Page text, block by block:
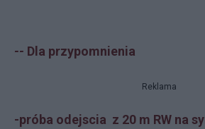
-- Dla przypomnienia
Reklama
-próba odejscia z 20 m RW na